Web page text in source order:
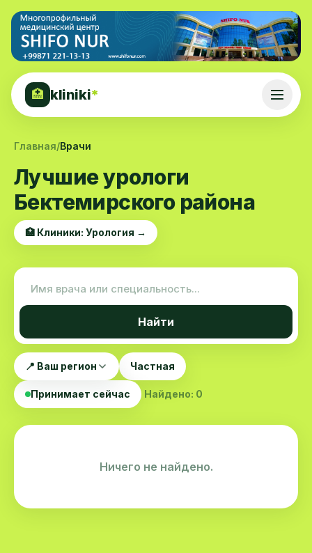
🏥 kliniki*
Главная/Врачи
Лучшие урологи
Бектемирского района
🏥 Клиники: Урология →
Найти
📍 Ваш регион Частная
Принимает сейчас Найдено: 0
Ничего не найдено.